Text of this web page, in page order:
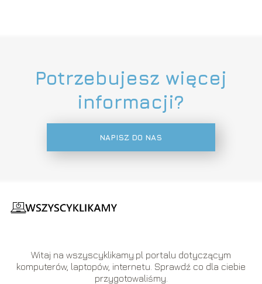
Potrzebujesz więcej
informacji?
NAPISZ DO NAS
Witaj na wszyscyklikamy.pl portalu dotyczącym
komputerów, laptopów, internetu. Sprawdź co dla ciebie
przygotowaliśmy.